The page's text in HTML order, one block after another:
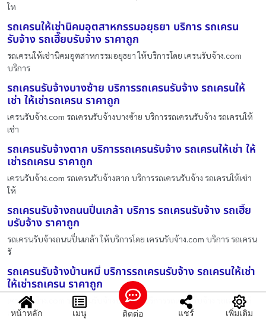
ให
รถเครนให้เช่านิคมอุตสาหกรรมอยุธยา บริการ รถเครน
รับจ้าง รถเฮี๊ยบรับจ้าง ราคาถูก
รถเครนให้เช่านิคมอุตสาหกรรมอยุธยา ให้บริการโดย เครนรับจ้าง.com
บริการ
รถเครนรับจ้างบางซ้าย บริการรถเครนรับจ้าง รถเครนให้
เช่า ให้เช่ารถเครน ราคาถูก
เครนรับจ้าง.com รถเครนรับจ้างบางซ้าย บริการรถเครนรับจ้าง รถเครนให้
เช่า
รถเครนรับจ้างตาก บริการรถเครนรับจ้าง รถเครนให้เช่า ให้
เช่ารถเครน ราคาถูก
เครนรับจ้าง.com รถเครนรับจ้างตาก บริการรถเครนรับจ้าง รถเครนให้เช่า
ให้
รถเครนรับจ้างถนนปิ่นเกล้า บริการ รถเครนรับจ้าง รถเฮี๊ย
บรับจ้าง ราคาถูก
รถเครนรับจ้างถนนปิ่นเกล้า ให้บริการโดย เครนรับจ้าง.com บริการ รถเครน
รั
รถเครนรับจ้างบ้านหมี่ บริการรถเครนรับจ้าง รถเครนให้เช่า
ให้เช่ารถเครน ราคาถูก
เครนรับจ้าง.com รถเครนรับจ้างบ้านหมี่ บริการรถเครนรับจ้าง รถเครนให้
เช่
หน้าหลัก เมนู ติดต่อ แชร์ เพิ่มเติม